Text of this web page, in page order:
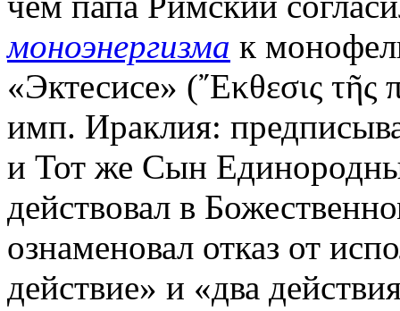
моноэнергизма к
«Эктесисе» (῎Εκθεσις
имп. Ираклия:
и Тот же Сын
действовал в
ознаменовал отказ от
действие» и «два